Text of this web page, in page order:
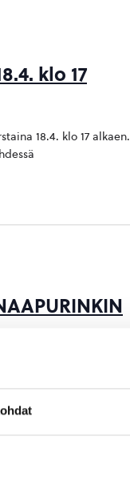
klo 17
18.4. klo 17 alkaen.
Rautiaisten
klo 9.15